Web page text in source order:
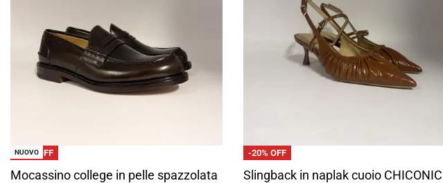
-20% OFF
NUOVO
Mocassino college in pelle spazzolata
-20% OFF
Slingback in naplak cuoio CHICONIC